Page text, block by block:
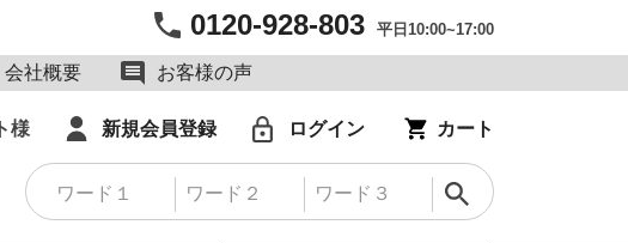
0120-928-803 平日10:00~17:00
会社概要 お客様の声
様 新規会員登録 ログイン カート